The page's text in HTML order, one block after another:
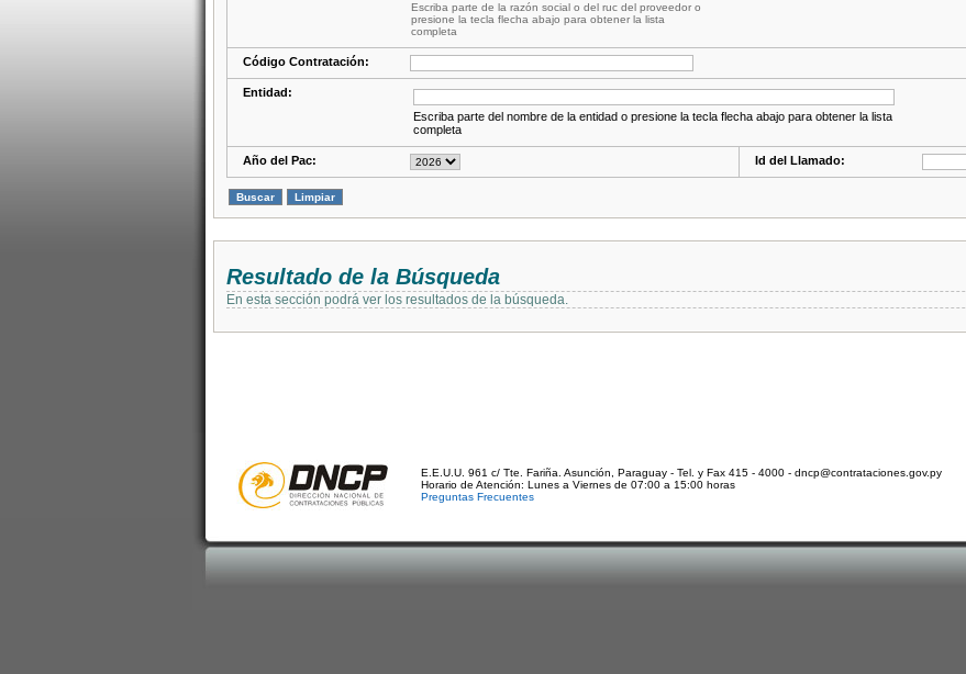
Escriba parte de la razón social o del ruc del proveedor o
presione la tecla flecha abajo para obtener la lista
completa
Código Contratación:
Entidad:
Escriba parte del nombre de la entidad o presione la tecla flecha abajo para obtener la lista
completa
Año del Pac: Id del Llamado:
Resultado de la Búsqueda
En esta sección podrá ver los resultados de la búsqueda.
E.E.U.U. 961 c/ Tte. Fariña. Asunción, Paraguay - Tel. y Fax 415 - 4000 - dncp@contrataciones.gov.py
Horario de Atención: Lunes a Viernes de 07:00 a 15:00 horas
Preguntas Frecuentes